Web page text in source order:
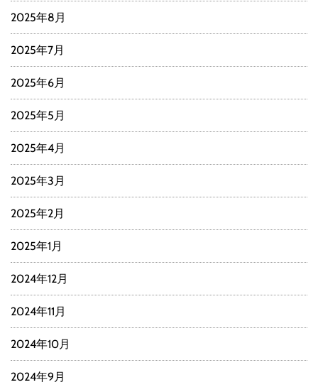
2025年8月
2025年7月
2025年6月
2025年5月
2025年4月
2025年3月
2025年2月
2025年1月
2024年12月
2024年11月
2024年10月
2024年9月